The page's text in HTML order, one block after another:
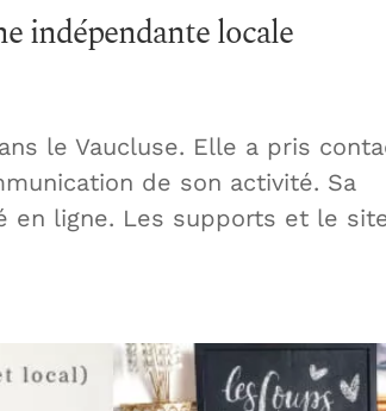
indépendante locale
le Vaucluse. Elle a pris
de son activité. Sa
en ligne. Les supports et le